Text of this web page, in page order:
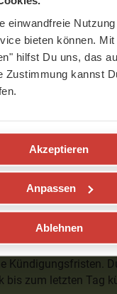
einwandfreie Nutzung
bieten können.
hilfst Du uns, das
Zustimmung kannst
Akzeptieren
Anpassen
Ablehnen
12 MONATE
Großer Yogi
pro Monat
Zahlung von 144,00
Automatische Verlängerung.
Jederzeit per Klick kündbar.
AUSWÄHLEN
Kündigungsfristen.
bis zum letzten Tag